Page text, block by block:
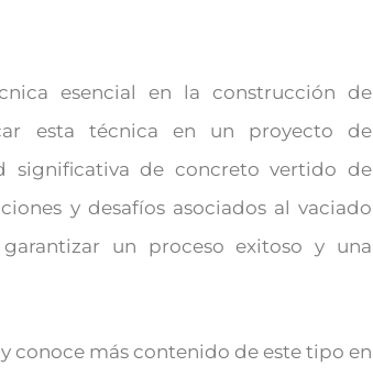
esencial en la construcción de
esta técnica en un proyecto de
significativa de concreto vertido de
y desafíos asociados al vaciado
un proceso exitoso y una
y conoce más contenido de este tipo en